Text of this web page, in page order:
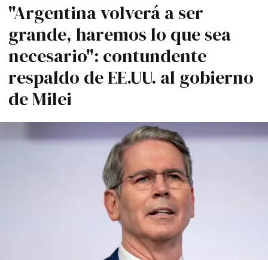
"Argentina volverá a ser
grande, haremos lo que sea
necesario": contundente
respaldo de EE.UU. al gobierno
de Milei